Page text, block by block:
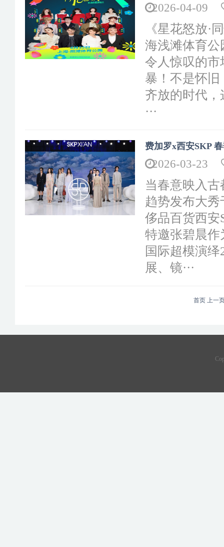
2026-04-09
《星花怒放·
海浅滩体育
令人惊叹的市
暴！不是怀
齐放的时代
···
费加罗x西安SKP
2026-03-23
当春意映入
趋势发布大秀
侈品百货西安
特邀张碧晨
国际超模演
展、镜···
首页 上一